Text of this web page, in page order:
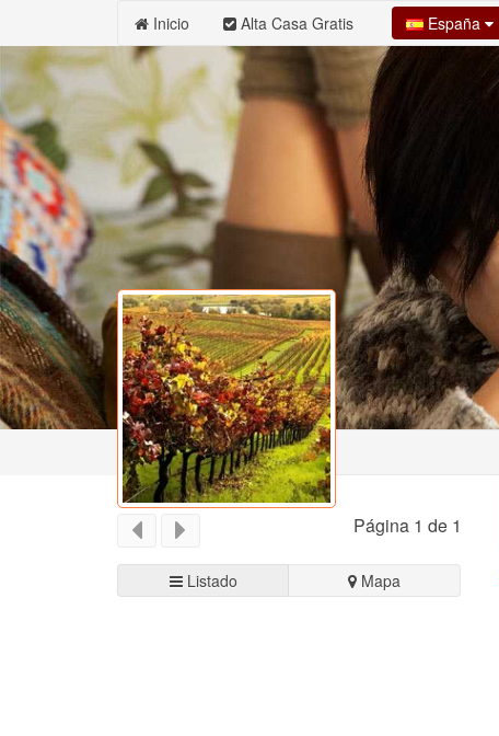
Inicio Alta Casa Gratis España
Página 1 de 1
Listado Mapa